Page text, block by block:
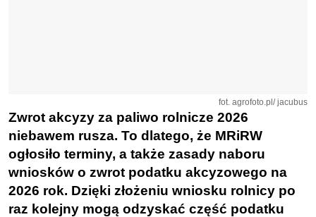
fot. agrofoto.pl/ jacubus
Zwrot akcyzy za paliwo rolnicze 2026
niebawem rusza. To dlatego, że MRiRW
ogłosiło terminy, a także zasady naboru
wniosków o zwrot podatku akcyzowego na
2026 rok. Dzięki złożeniu wniosku rolnicy po
raz kolejny mogą odzyskać część podatku